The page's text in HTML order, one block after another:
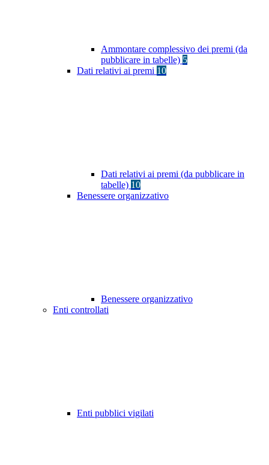
Ammontare complessivo dei premi (da
pubblicare in tabelle) 5
Dati relativi ai premi 10
Dati relativi ai premi (da pubblicare in
tabelle) 10
Benessere organizzativo
Benessere organizzativo
Enti controllati
Enti pubblici vigilati